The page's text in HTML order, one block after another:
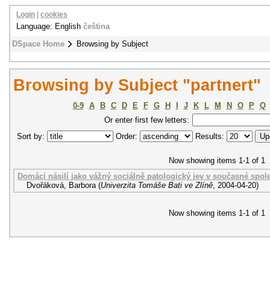
DSpace Home Browsing by Subject
Login cookies
Language: English čeština
Browsing by Subject "partnert"
0-9 A B C D E F G H J K L M N O P
Q
Or enter first few letters:
Sort by:
Order: Results:
Now showing items 1-1 of 1
Domácí násilí jako vážný sociálně patologický jev v současné
Dvořáková, Barbora (Univerzita Tomáše Bati ve Zlíně, 2004-04-20)
Now showing items 1-1 of 1